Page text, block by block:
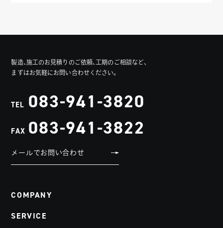
製造、施工のお見積りのご依頼、工期のご相談など、
まずはお気軽にお問い合わせください。
TEL 083-941-3820
FAX 083-941-3822
メールでお問い合わせ
COMPANY
SERVICE